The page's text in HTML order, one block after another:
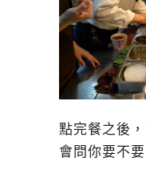
點完餐之後
會問你要不要